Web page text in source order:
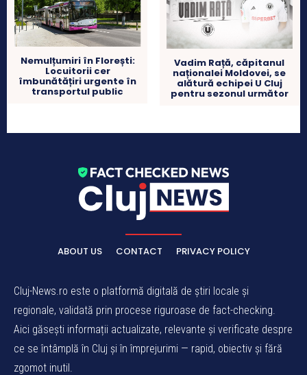
Nemulțumiri în Florești:
Locuitorii cer
îmbunătățiri urgente în
transportul public
Vadim Rață, căpitanul
naționalei Moldovei, se
alătură echipei U Cluj
pentru sezonul următor
ABOUT US CONTACT PRIVACY POLICY
Cluj-News.ro este o platformă digitală de știri locale și
regionale, validată prin procese riguroase de fact-checking.
Aici găsești informații actualizate, relevante și verificate despre
ce se întâmplă în Cluj și în împrejurimi — rapid, obiectiv și fără
zgomot inutil.